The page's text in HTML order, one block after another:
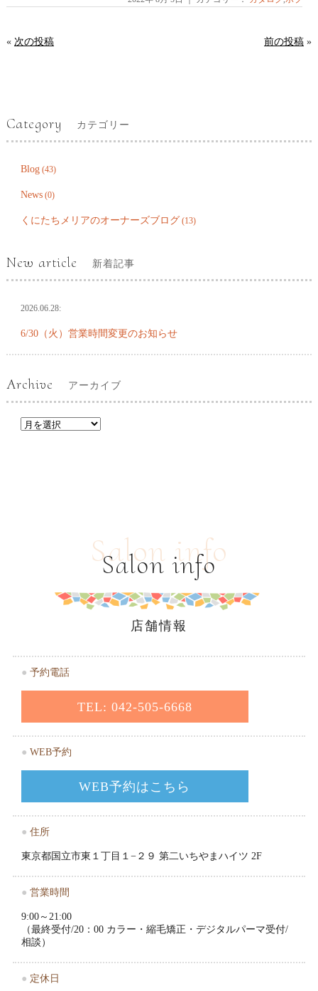
« 次の投稿 前の投稿 »
Category カテゴリー
Blog(43)
News(0)
くにたちメリアのオーナーズブログ (13)
New article 新着記事
2026.06.28:
6/30（火）営業時間変更のお知らせ
Archive アーカイブ
Salon info
Salon info
店舗情報
● 予約電話
TEL: 042-505-6668
● WEB予約
WEB予約はこちら
● 住所
東京都国立市東１丁目１−２９ 第二いちやまハイツ 2F
● 営業時間
9:00～21:00
（最終受付/20：00 カラー・縮毛矯正・デジタルパーマ受付/
相談）
● 定休日